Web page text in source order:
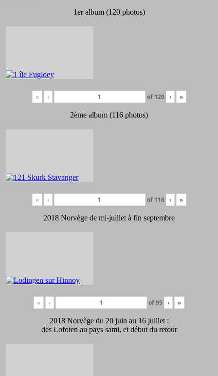
1er album (120 photos)
« ‹ of 120 › »
2ème album (116 photos)
« ‹ of 116 › »
2018 Norvège de mi-juillet à fin septembre
« ‹ of95 › »
2018 Norvège du 20 juin au 16 juillet :
des Lofoten au pays sami, et début du retour